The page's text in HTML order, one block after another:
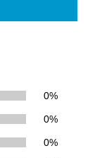
0%
0%
0%